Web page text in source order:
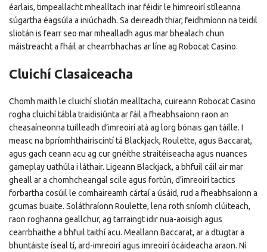
éarlais, timpeallacht mhealltach inar féidir le himreoirí stíleanna
súgartha éagsúla a iniúchadh. Sa deireadh thiar, feidhmíonn na teidil
sliotán is fearr seo mar mhealladh agus mar bhealach chun
máistreacht a fháil ar chearrbhachas ar líne ag Robocat Casino.
Cluichí Clasaiceacha
Chomh maith le cluichí sliotán mealltacha, cuireann Robocat Casino
rogha cluichí tábla traidisiúnta ar fáil a fheabhsaíonn raon an
cheasaíneonna tuilleadh d’imreoirí atá ag lorg bónais gan táille. I
measc na bpríomhthairiscintí tá Blackjack, Roulette, agus Baccarat,
agus gach ceann acu ag cur gnéithe straitéiseacha agus nuances
gameplay uathúla i láthair. Ligeann Blackjack, a bhfuil cáil air mar
gheall ar a chomhcheangal scile agus fortún, d’imreoirí tactics
forbartha cosúil le comhaireamh cártaí a úsáid, rud a fheabhsaíonn a
gcumas buaite. Soláthraíonn Roulette, lena roth sníomh clúiteach,
raon roghanna geallchur, ag tarraingt idir nua-aoisigh agus
cearrbhaithe a bhfuil taithí acu. Meallann Baccarat, ar a dtugtar a
bhuntáiste íseal tí, ard-imreoirí agus imreoirí ócáideacha araon. Ní